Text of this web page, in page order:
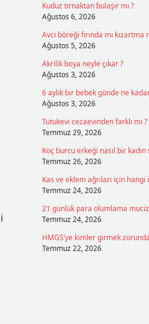
Kuduz tırnaktan bulaşır mı ?
Ağustos 6, 2026
Avcı böreği fırında mı kızartma
Ağustos 5, 2026
Akrilik boya neyle çıkar ?
Ağustos 3, 2026
6 aylık bir bebek günde ne
Ağustos 3, 2026
Tutukevi cezaevinden farklı mı ?
Temmuz 29, 2026
Koç burcu erkeği nasıl bir kadın
Temmuz 26, 2026
Kas ve eklem ağrıları için hangi
Temmuz 24, 2026
21 günlük para olumlama
Temmuz 24, 2026
HMGS’ye kimler girmek
Temmuz 22, 2026